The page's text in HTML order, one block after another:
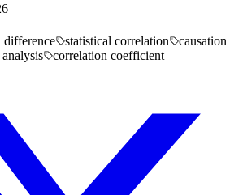
difference
statistical correlation
causation
correlation coefficient